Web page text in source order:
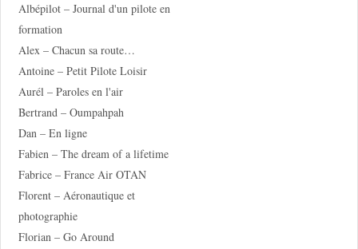
Albépilot – Journal d'un pilote en
formation
Alex – Chacun sa route…
Antoine – Petit Pilote Loisir
Aurél – Paroles en l'air
Bertrand – Oumpahpah
Dan – En ligne
Fabien – The dream of a lifetime
Fabrice – France Air OTAN
Florent – Aéronautique et
photographie
Florian – Go Around